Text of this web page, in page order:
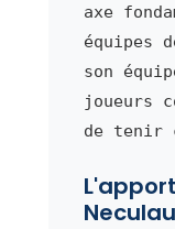
axe
équipes
son
joueurs
de tenir
Neculau